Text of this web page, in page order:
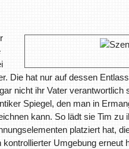
Die hat nur auf dessen
nicht ihr Vater verantwortlich
Spiegel, den man in
kann. So lädt sie Tim zu
platziert hat,
Umgebung erneut